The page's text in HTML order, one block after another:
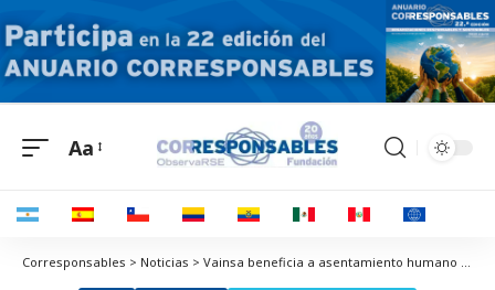
Aa
Corresponsables > Noticias > Vainsa beneficia a asentamiento humano en Lurín con 3500 litros de agua